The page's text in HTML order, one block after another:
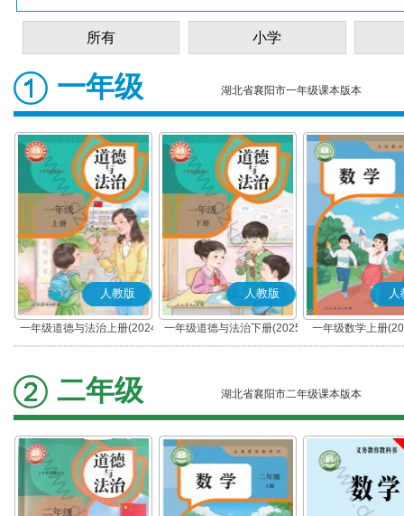
所有 小学
一年级 湖北省襄阳市一年级课本版本
人教版
一年级道德与法治上册(2024
秋版)(部编版)
人教版
一年级道德与法治下册(2025
春版)(部编版)
人
一年级数学上册
二年级 湖北省襄阳市二年级课本版本